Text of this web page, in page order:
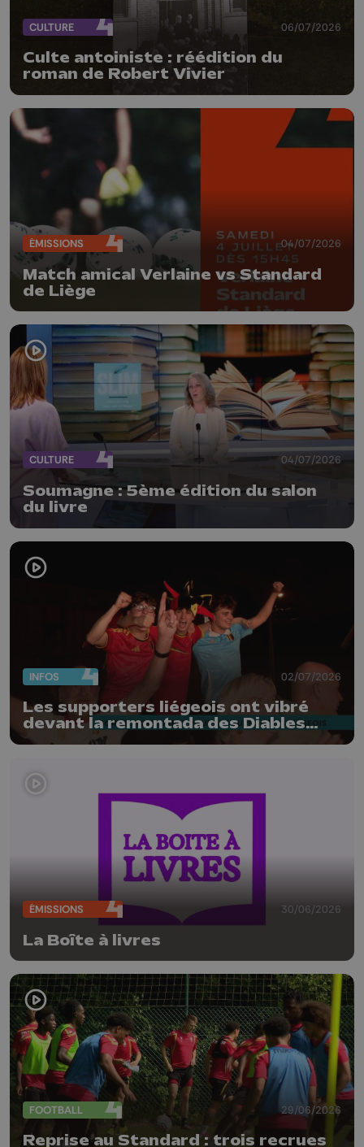
CULTURE 06/07/2026
Culte antoiniste : réédition du
roman de Robert Vivier
ÉMISSIONS 04/07/2026
Match amical Verlaine vs Standard
de Liège
CULTURE 04/07/2026
Soumagne : 5ème édition du salon
du livre
INFOS 02/07/2026
Les supporters liégeois ont vibré
devant la remontada des Diables
Rouges
ÉMISSIONS 30/06/2026
La Boîte à livres
FOOTBALL 29/06/2026
Reprise au Standard : trois recrues